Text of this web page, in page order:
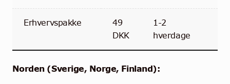
Erhvervspakke
49
DKK
1-2
hverdage
Norden (Sverige, Norge, Finland):